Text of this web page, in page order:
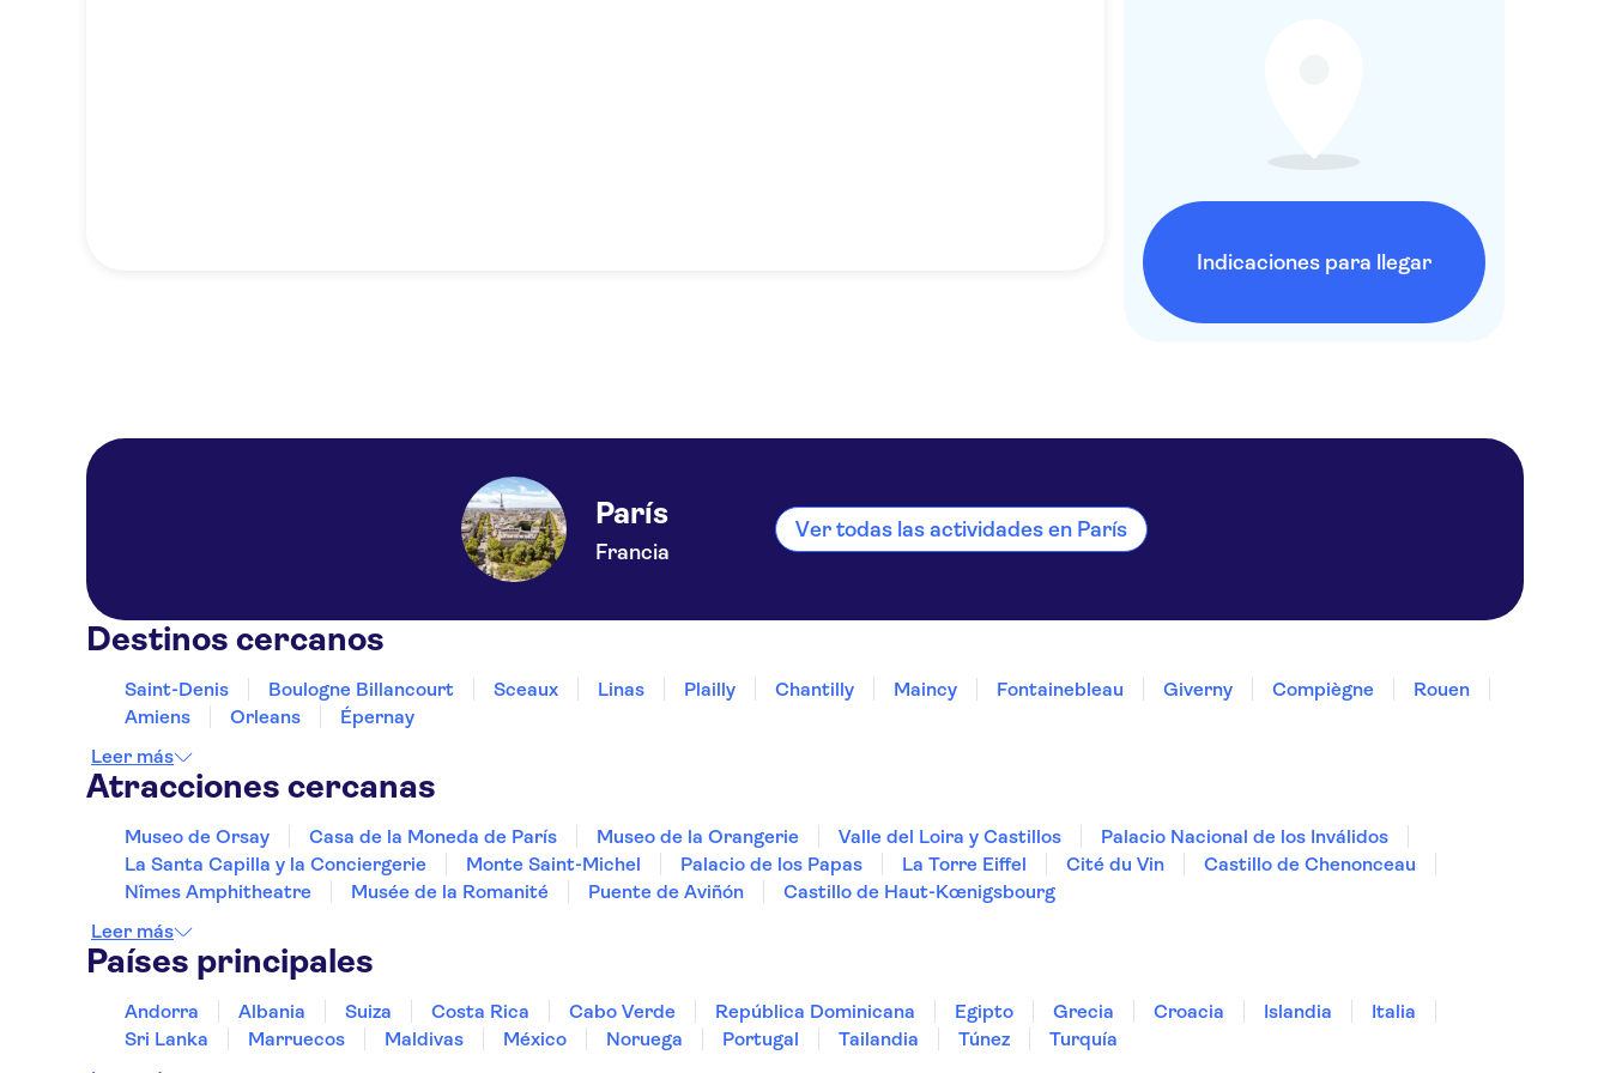
Indicaciones para llegar
París
Francia
Ver todas las actividades en París
Destinos cercanos
Saint-Denis Boulogne Billancourt Sceaux Linas Plailly Chantilly Maincy Fontainebleau Giverny Compiègne
Rouen
Amiens
Orleans
Épernay
Leer más
Atracciones cercanas
Museo de Orsay Casa de la Moneda de París Museo de la Orangerie Valle del Loira y Castillos
Palacio Nacional de los Inválidos
La Santa Capilla y la Conciergerie
Monte Saint-Michel Palacio de los Papas La Torre Eiffel Cité du Vin
Castillo de Chenonceau
Nîmes Amphitheatre
Musée de la Romanité Puente de Aviñón
Castillo de Haut-Kœnigsbourg
Leer más
Países principales
Andorra Albania Suiza Costa Rica Cabo Verde República Dominicana Egipto Grecia Croacia Islandia
Italia
Sri Lanka
Marruecos Maldivas México Noruega Portugal Tailandia Túnez
Turquía